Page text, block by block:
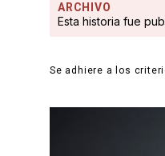
ARCHIVO
Esta historia fue
Se adhiere a los